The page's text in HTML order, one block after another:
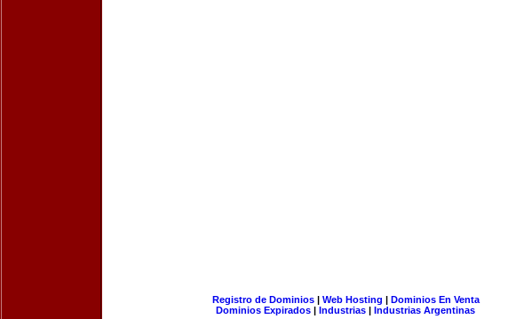
Registro de Dominios| Web Hosting | Dominios En Venta
Dominios Expirados | Industrias | Industrias Argentinas